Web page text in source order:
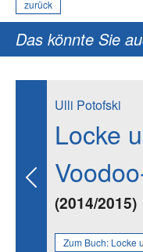
zurück
Das könnte Sie
Ulli Potofski
Locke
(2014/2015)
Zum Buch: Locke
Previous